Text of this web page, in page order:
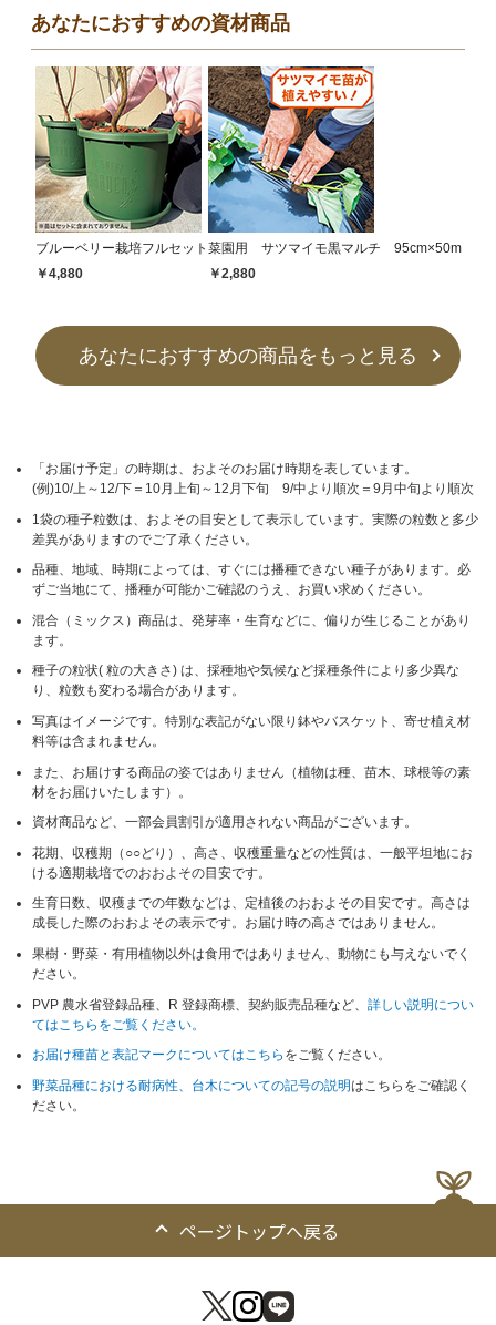
あなたにおすすめの資材商品
ブルーベリー栽培フルセット
￥4,880
菜園用 サツマイモ黒マルチ 95cm×50m
￥2,880
あなたにおすすめの商品をもっと見る
「お届け予定」の時期は、およそのお届け時期を表しています。
(例)10/上～12/下＝10月上旬～12月下旬 9/中より順次＝9月中旬より順次
1袋の種子粒数は、およその目安として表示しています。実際の粒数と多少
差異がありますのでご了承ください。
品種、地域、時期によっては、すぐには播種できない種子があります。必
ずご当地にて、播種が可能かご確認のうえ、お買い求めください。
混合（ミックス）商品は、発芽率・生育などに、偏りが生じることがあり
ます。
種子の粒状( 粒の大きさ) は、採種地や気候など採種条件により多少異な
り、粒数も変わる場合があります。
写真はイメージです。特別な表記がない限り鉢やバスケット、寄せ植え材
料等は含まれません。
また、お届けする商品の姿ではありません（植物は種、苗木、球根等の素
材をお届けいたします）。
資材商品など、一部会員割引が適用されない商品がございます。
花期、収穫期（○○どり）、高さ、収穫重量などの性質は、一般平坦地にお
ける適期栽培でのおおよその目安です。
生育日数、収穫までの年数などは、定植後のおおよその目安です。高さは
成長した際のおおよその表示です。お届け時の高さではありません。
果樹・野菜・有用植物以外は食用ではありません、動物にも与えないでく
ださい。
PVP 農水省登録品種、R 登録商標、契約販売品種など、詳しい説明につい
てはこちらをご覧ください。
お届け種苗と表記マークについてはこちら をご覧ください。
野菜品種における耐病性、台木についての記号の説明はこちらをご確認く
ださい。
ページトップへ戻る